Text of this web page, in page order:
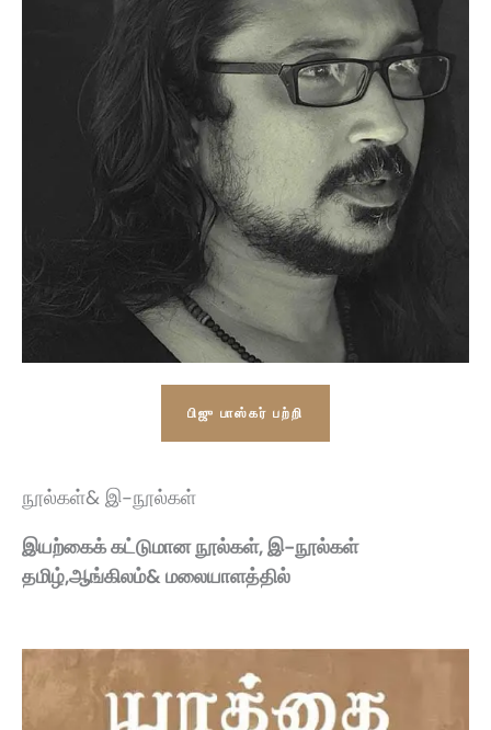
பிஜு பாஸ்கர் பற்றி
நூல்கள்& இ-நூல்கள்
இயற்கைக் கட்டுமான நூல்கள், இ-நூல்கள்
தமிழ்,ஆங்கிலம்& மலையாளத்தில்